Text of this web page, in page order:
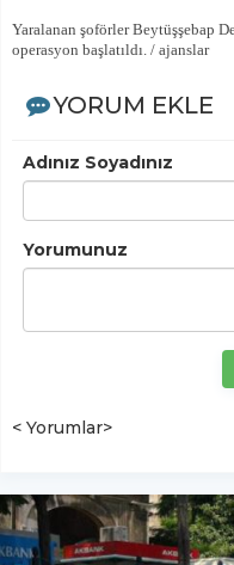
Yaralanan şoförler Beytüşşebap
operasyon başlatıldı. / ajanslar
YORUM EKLE
Adınız Soyadınız
Yorumunuz
< Yorumlar>